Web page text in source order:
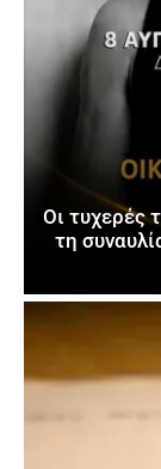
Οι τυχερές
τη